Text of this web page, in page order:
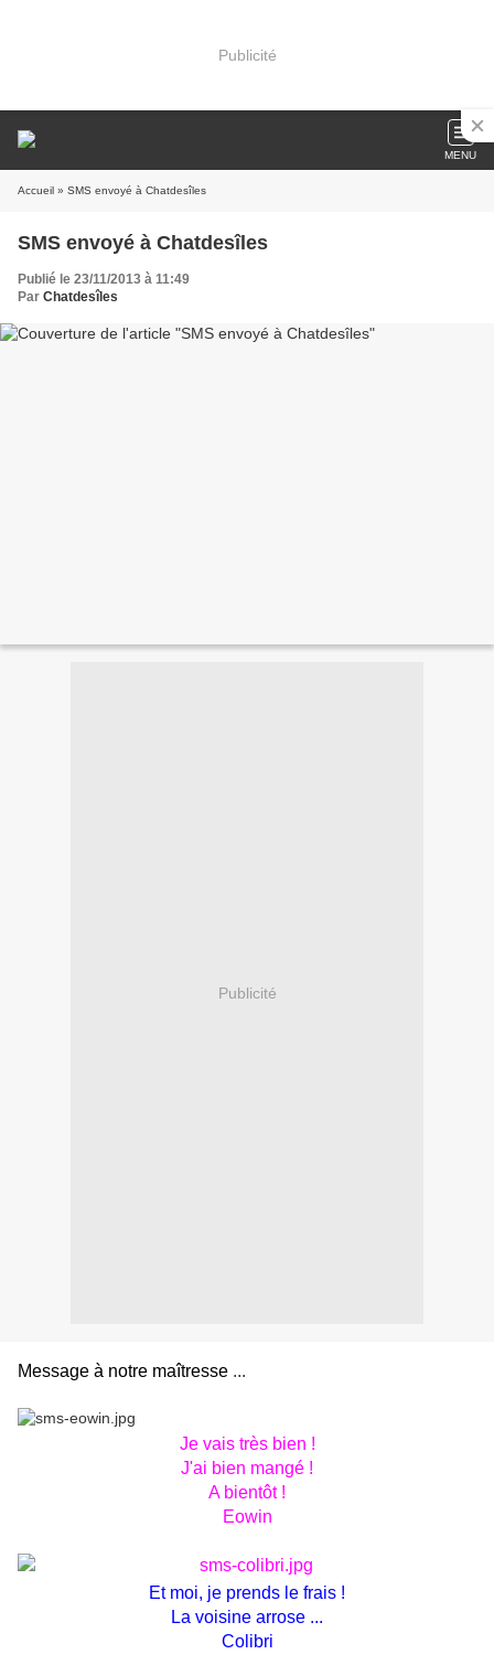
Publicité
MENU
Accueil » SMS envoyé à Chatdesîles
SMS envoyé à Chatdesîles
Publié le 23/11/2013 à 11:49
Par Chatdesîles
Publicité
Message à notre maîtresse ...
Je vais très bien !
J'ai bien mangé !
A bientôt !
Eowin
Et moi, je prends le frais !
La voisine arrose ...
Colibri